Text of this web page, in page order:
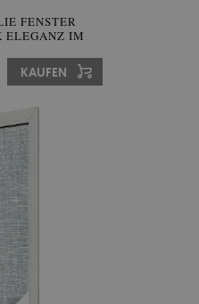
FENSTER
ELEGANZ IM
KAUFEN